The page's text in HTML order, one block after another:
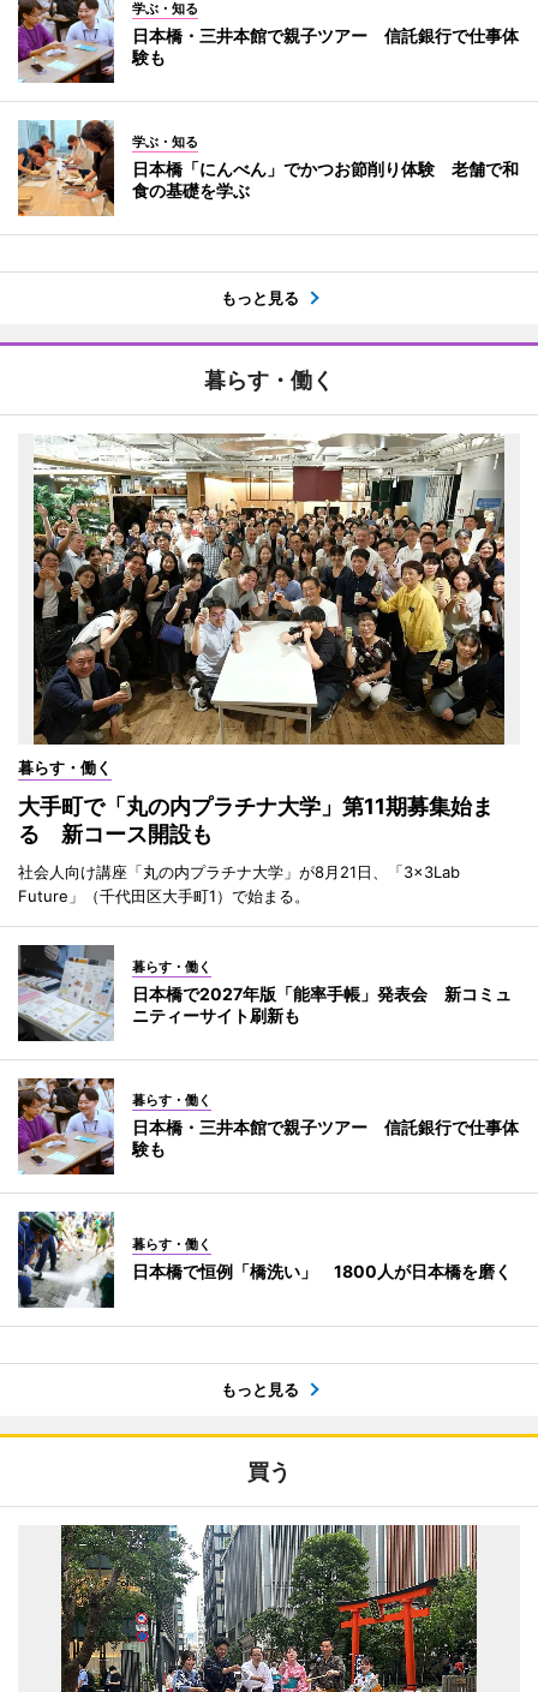
学ぶ・知る
日本橋・三井本館で親子ツアー 信託銀行で仕事体
験も
学ぶ・知る
日本橋「にんべん」でかつお節削り体験 老舗で和
食の基礎を学ぶ
もっと見る
暮らす・働く
暮らす・働く
大手町で「丸の内プラチナ大学」第11期募集始ま
る 新コース開設も
社会人向け講座「丸の内プラチナ大学」が8月21日、「3×3Lab
Future」（千代田区大手町1）で始まる。
暮らす・働く
日本橋で2027年版「能率手帳」発表会 新コミュ
ニティーサイト刷新も
暮らす・働く
日本橋・三井本館で親子ツアー 信託銀行で仕事体
験も
暮らす・働く
日本橋で恒例「橋洗い」 1800人が日本橋を磨く
もっと見る
買う